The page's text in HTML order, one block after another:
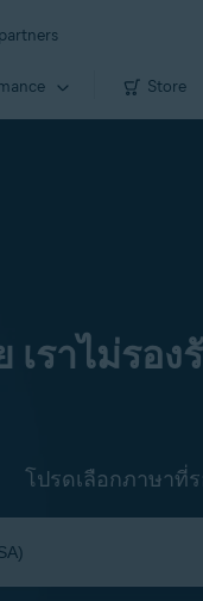
Store
เราไม่รอ
โปรดเลือกภาษาที่